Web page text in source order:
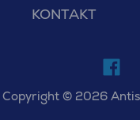
KONTAKT
Copyright © 2026